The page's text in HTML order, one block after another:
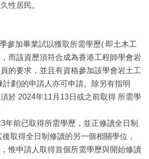
性居民。
參加畢業試以獲取所需學歷( 即土木工
而該資歷須符合成為香港工程師學會岩
的要求，並且有資格參加該學會岩土工
計劃)的申請人亦可申請。除另有指明
於 2024年11月13日或之前取得 所需學
年前已取得所需學歷，並正修讀全日制
取得全日制修讀的另一個相關學位，
惟申請人取得首個所需學歷與開始修讀